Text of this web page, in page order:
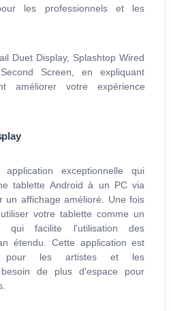
les professionnels et les
Duet Display, Splashtop Wired
Screen, en expliquant
améliorer votre expérience
exceptionnelle qui
tablette Android à un PC via
un affichage amélioré. Une fois
votre tablette comme un
qui facilite l'utilisation des
étendu. Cette application est
pour les artistes et les
de plus d'espace pour